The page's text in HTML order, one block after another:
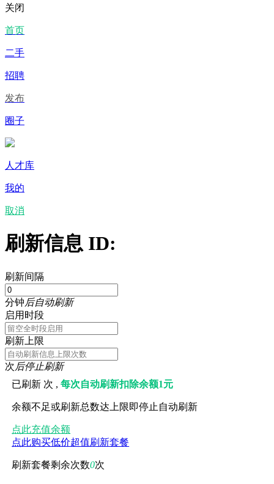
关闭
首页
二手
招聘
发布
圈子
人才库
我的
取消
刷新信息 ID:
刷新间隔
分钟后自动刷新
启用时段
刷新上限
次后停止刷新
已刷新 次 ,每次自动刷新扣除余额1元
余额不足或刷新总数达上限即停止自动刷新
点此充值余额
点此购买低价超值刷新套餐
刷新套餐剩余次数0次